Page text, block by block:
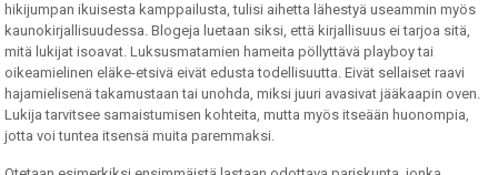
hikijumpan ikuisesta kamppailusta, tulisi aihetta lähestyä useammin myös
kaunokirjallisuudessa. Blogeja luetaan siksi, että kirjallisuus ei tarjoa sitä,
mitä lukijat isoavat. Luksusmatamien hameita pöllyttävä playboy tai
oikeamielinen eläke-etsivä eivät edusta todellisuutta. Eivät sellaiset raavi
hajamielisenä takamustaan tai unohda, miksi juuri avasivat jääkaapin oven.
Lukija tarvitsee samaistumisen kohteita, mutta myös itseään huonompia,
jotta voi tuntea itsensä muita paremmaksi.